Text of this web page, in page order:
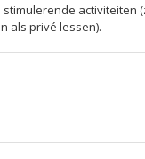
activiteiten
als privé lessen).